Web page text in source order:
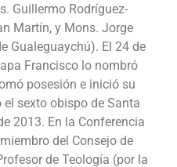
Guillermo Rodríguez-
Martín, y Mons. Jorge
Gualeguaychú). El 24 de
Francisco lo nombró
posesión e inició su
sexto obispo de Santa
2013. En la Conferencia
del Consejo de
de Teología (por la